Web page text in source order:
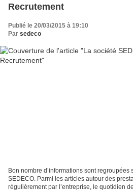
Recrutement
Publié le 20/03/2015 à 19:10
Par sedeco
Bon nombre d’informations sont regroupées
SEDECO. Parmi les articles autour des
régulièrement par l’entreprise, le quotidien